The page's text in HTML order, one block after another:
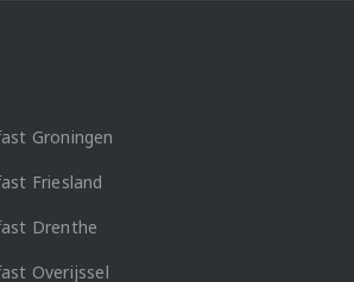
Groningen
Friesland
Drenthe
Overijssel